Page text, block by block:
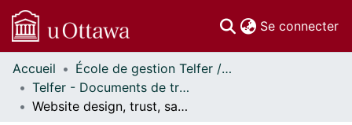
Se connecter
Communautés
et collections
Parcourir
Accueil
École de gestion Telfer // Telfer School of Management
Telfer - Documents de travail // Telfer - Working Papers
Website design, trust, satisfaction and E-loyalty: the Indian experience